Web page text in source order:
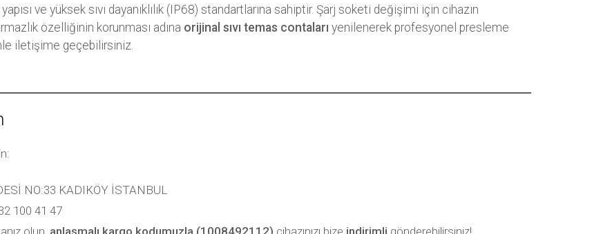
ve yüksek sıvı dayanıklılık (IP68) standartlarına sahiptir. Şarj soketi değişimi için cihazın
özelliğinin korunması adına orijinal sıvı temas contaları yenilenerek profesyonel presleme
iletişime geçebilirsiniz.
NO:33 KADIKÖY İSTANBUL
100 41 47
olun, anlaşmalı kargo kodumuzla (1008492112) cihazınızı bize indirimli gönderebilirsiniz!